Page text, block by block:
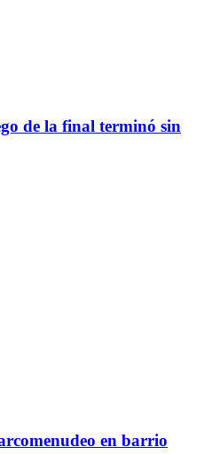
de la final terminó sin
en barrio